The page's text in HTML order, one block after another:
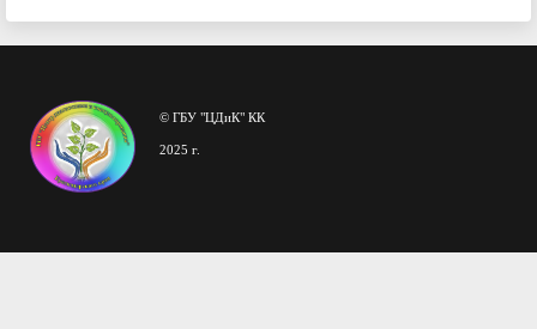
© ГБУ "ЦДиК" КК
2025 г.